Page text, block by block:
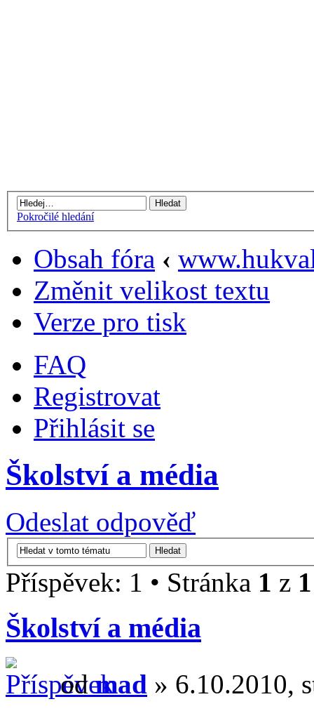
Pokročilé hledání
Obsah fóra ‹
Změnit velikost textu
Verze pro tisk
FAQ
Registrovat
Přihlásit se
Školství a média
Odeslat odpověď
Příspěvek: 1 • Stránka 1 z 1
Školství a média
odmad » 6.10.2010,